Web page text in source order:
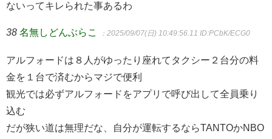
ないってキレられた事あるわ
38 名無しどんぶらこ ：2025/09/07(日) 10:49:56.11 ID:PCbK/ECG0
アルフォードは８人がゆったり座れてタクシー２台分の料
金を１台で済むからマジで便利
観光では必ずアルフォードをアプリで呼び出して全員乗り
込む
だが狭い道は無理だな、自分が運転するならTANTOかNBO